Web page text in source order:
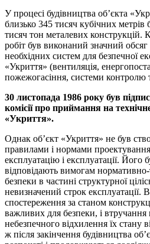
У процесі будівництва об’єкта
близько 345 тисяч кубічних
тисяч тон металевих конструкцій.
робіт був виконаний значний обсяг
необхідних систем для безпечної
«Укриття» (вентиляція,
пожежогасіння, системи контролю
30 листопада 1986 року був
комісії про приймання на
«Укриття».
Однак об’єкт «Укриття» не був
правилами і нормами
експлуатацію і експлуатації. Його
відповідають вимогам
безпеки в частині структурної
невизначений строк експлуатації.
спостереження за станом
важливих для безпеки, і
небезпечного відхилення їх стану
ж після закінчення будівництва